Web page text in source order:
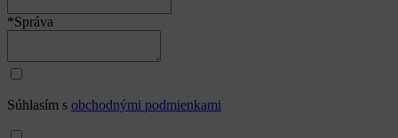
*Správa
Súhlasím s obchodnými podmienkami